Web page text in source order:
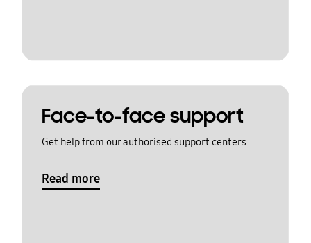
Face-to-face support
Get help from our authorised support centers
Read more